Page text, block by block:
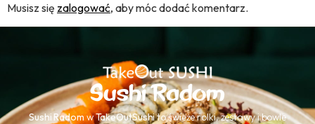
Musisz się zalogować, aby móc dodać komentarz.
Sushi Radom
Sushi RadomwTakeOutSushito świeże rolki, zestawy i bowle